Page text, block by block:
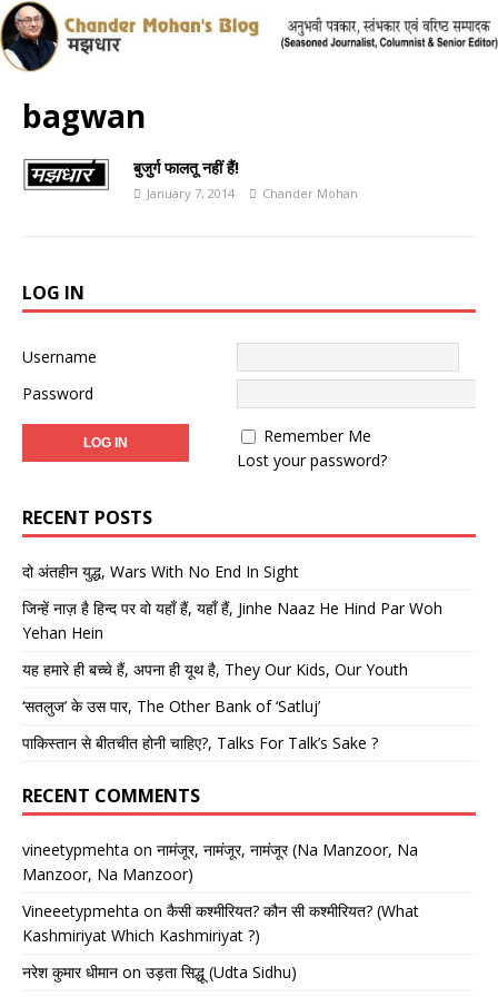
bagwan
बुजुर्ग फालतू नहीं हैं!
January 7, 2014 Chander Mohan
LOG IN
Username
Password
Remember Me
Lost your password?
RECENT POSTS
दो अंतहीन युद्ध, Wars With No End In Sight
जिन्हें नाज़ है हिन्द पर वो यहाँ हैं, यहाँ हैं, Jinhe Naaz He Hind Par Woh
Yehan Hein
यह हमारे ही बच्चे हैं, अपना ही यूथ है, They Our Kids, Our Youth
‘सतलुज’ के उस पार, The Other Bank of ‘Satluj’
पाकिस्तान से बीतचीत होनी चाहिए?, Talks For Talk’s Sake ?
RECENT COMMENTS
vineetypmehta on नामंजूर, नामंजूर, नामंजूर (Na Manzoor, Na
Manzoor, Na Manzoor)
Vineeetypmehta on कैसी कश्मीरियत? कौन सी कश्मीरियत? (What
Kashmiriyat Which Kashmiriyat ?)
नरेश कुमार धीमान on उड़ता सिद्धू (Udta Sidhu)